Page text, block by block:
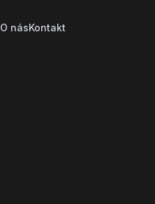
O násKontakt